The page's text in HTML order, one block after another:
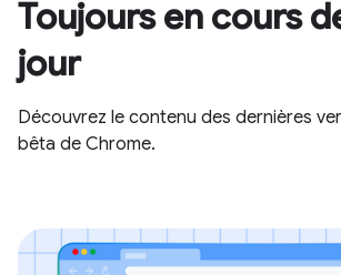
Toujours en cours
jour
Découvrez le contenu des dernières
bêta de Chrome.